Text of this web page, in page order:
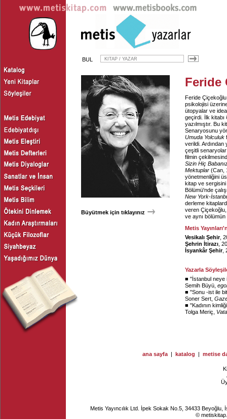
BUL
Büyütmek için tıklayınız
Feride
Feride
psikolojisi
ütopyalar ve
geçirdi. İlk kitabı
yazılmıştır. Bu
Senaryosunu
Umuda Yolculuk
verildi. Ardından
çeşitli
filmin
Sizin Hiç
Mektuplar (Can,
yönetmenliğini
kitap ve sergisini
Bölümü'nde
New York-
derleme
veren
ve aynı
Metis
Vesikalı Şehir,
Şehrin İtirazı ,
İsyankâr Şehir,
Yazarla
■ "İstanbul neye
Semih Büyü,
■ "Sonu -ist ile
Soner Sert,
■ "Kadının
Tolga Meriç,
ana sayfa | katalog | metise
Metis Yayıncılık Ltd. İpek Sokak No.5, 34433
©